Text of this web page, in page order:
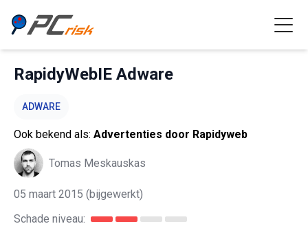
RapidyWebIE Adware
ADWARE
Ook bekend als: Advertenties door Rapidyweb
Tomas Meskauskas
05 maart 2015 (bijgewerkt)
Schade niveau: